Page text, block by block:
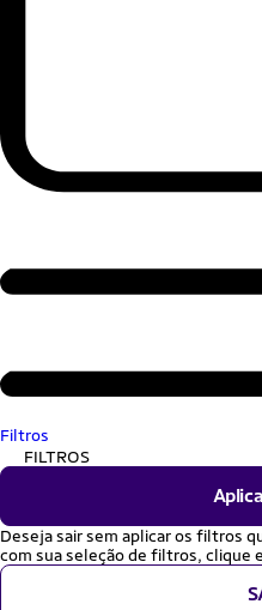
Filtros
FILTROS
Deseja sair sem aplicar os filtros
com sua seleção de filtros, clique